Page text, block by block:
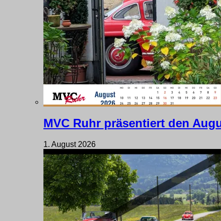
MVC Ruhr präsentiert den
1. August 2026